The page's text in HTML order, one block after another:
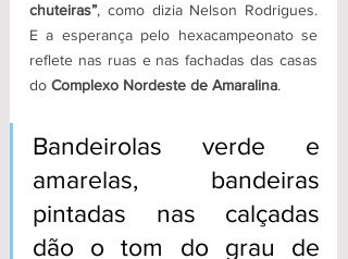
chuteiras”, como dizia Nelson Rodrigues.
E a esperança pelo hexacampeonato se
reflete nas ruas e nas fachadas das casas
do Complexo Nordeste de Amaralina.
Bandeirolas verde e
amarelas, bandeiras
pintadas nas calçadas
dão o tom do grau de